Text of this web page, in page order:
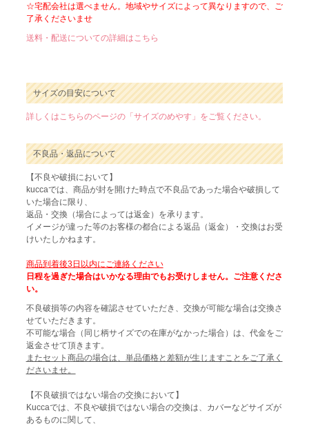
☆宅配会社は選べません。地域やサイズによって異なりますので、ご
了承くださいませ
送料・配送についての詳細はこちら
サイズの目安について
詳しくはこちらのページの「サイズのめやす」をご覧ください。
不良品・返品について
【不良や破損において】
kuccaでは、商品が封を開けた時点で不良品であった場合や破損して
いた場合に限り、
返品・交換（場合によっては返金）を承ります。
イメージが違った等のお客様の都合による返品（返金）・交換はお受
けいたしかねます。
商品到着後3日以内にご連絡ください
日程を過ぎた場合はいかなる理由でもお受けしません。ご注意くださ
い。
不良破損等の内容を確認させていただき、交換が可能な場合は交換さ
せていただきます。
不可能な場合（同じ柄サイズでの在庫がなかった場合）は、代金をご
返金させて頂きます。
またセット商品の場合は、単品価格と差額が生じますことをご了承く
ださいませ。
【不良破損ではない場合の交換において】
Kuccaでは、不良や破損ではない場合の交換は、カバーなどサイズが
あるものに関して、